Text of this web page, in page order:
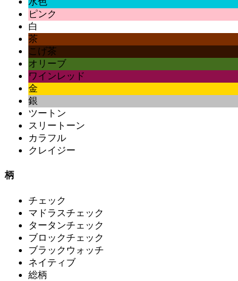
ピンク
白
茶
こげ茶
オリーブ
ワインレッド
金
銀
ツートン
スリートーン
カラフル
クレイジー
柄
チェック
マドラスチェック
タータンチェック
ブロックチェック
ブラックウォッチ
ネイティブ
総柄